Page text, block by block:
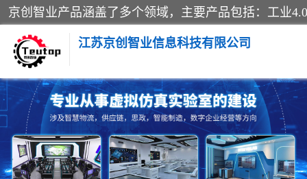
江苏京创智业信息科技有限公司
VR物流实训
生产系统仿真